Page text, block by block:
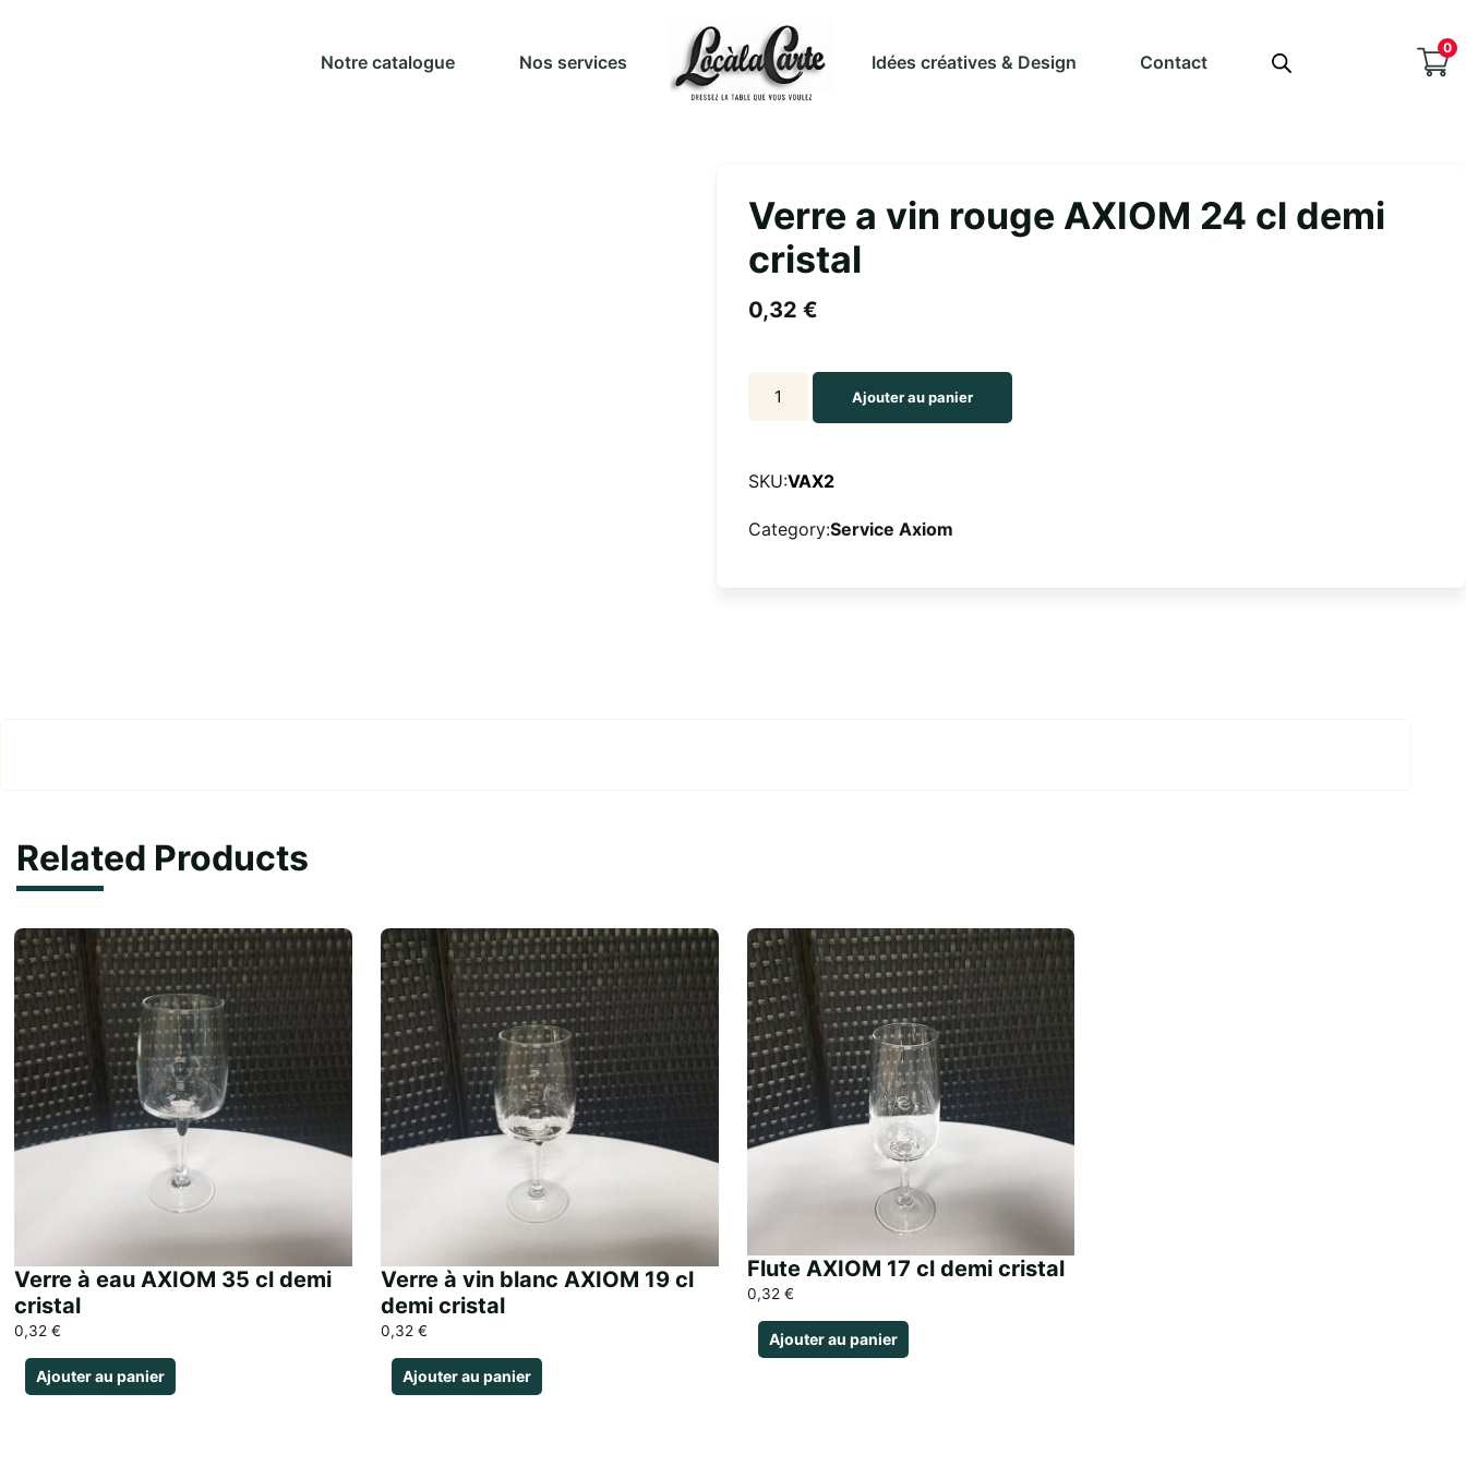
Notre catalogue Nos services Idées créatives & Design Contact
0
Verre a vin rouge AXIOM 24 cl demi
cristal
0,32€
Verre
rouge
24
Ajouter au panier
SKU:VAX2
Category:Service Axiom
Related Products
Verre à eau AXIOM 35 cl demi
cristal
0,32 €
Ajouter au panier
Verre à vin blanc AXIOM 19 cl
demi cristal
0,32 €
Ajouter au panier
Flute AXIOM 17 cl demi cristal
0,32 €
Ajouter au panier